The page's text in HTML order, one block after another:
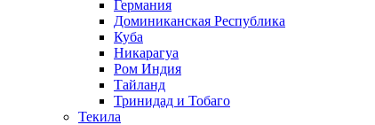
Германия
Доминиканская Республика
Куба
Никарагуа
Ром Индия
Тайланд
Тринидад и Тобаго
Текила